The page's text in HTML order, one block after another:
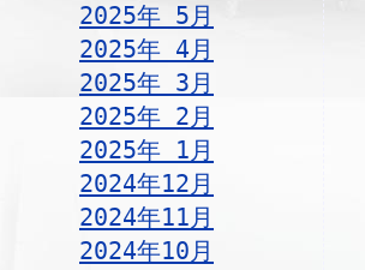
2025年 5月
2025年 4月
2025年 3月
2025年 2月
2025年 1月
2024年12月
2024年11月
2024年10月